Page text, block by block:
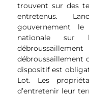
trouvent sur des
entretenus.
gouvernement
nationale sur
débroussaillement
dispositif est
Lot. Les
d’entretenir leur